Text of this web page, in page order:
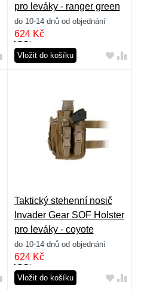
pro leváky - ranger green
do 10-14 dnů od objednání
624Kč
Vložit do košíku
Taktický stehenní nosič
Invader Gear SOF Holster
pro leváky - coyote
do 10-14 dnů od objednání
624Kč
Vložit do košíku